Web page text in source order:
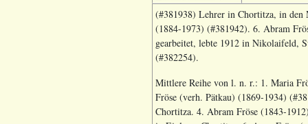
(#381938) Lehrer in Chortitza, in den
(1884-1973) (#381942). 6. Abram
gearbeitet, lebte 1912 in Nikolaifeld,
(#382254).
Mittlere Reihe von l. n. r.: 1. Maria
Fröse (verh. Pätkau) (1869-1934)
Chortitza. 4. Abram Fröse (1843-